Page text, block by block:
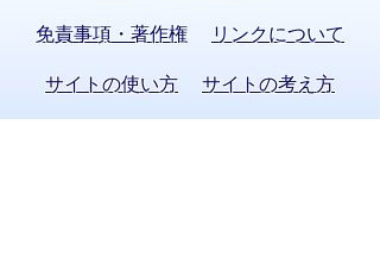
免責事項・著作権 リンクについて
サイトの使い方 サイトの考え方